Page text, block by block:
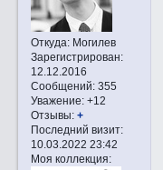
Откуда:Могилев
Зарегистрирован:
12.12.2016
Сообщений:355
Уважение: +12
Отзывы: +
Последний визит:
10.03.2022 23:42
Моя коллекция: